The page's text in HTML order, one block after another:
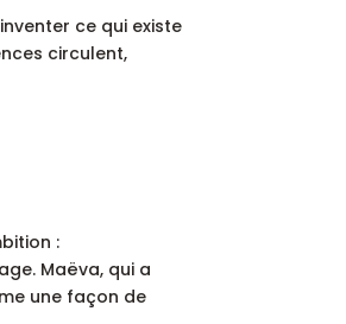
ce qui existe
circulent,
:
Maëva, qui a
une façon de